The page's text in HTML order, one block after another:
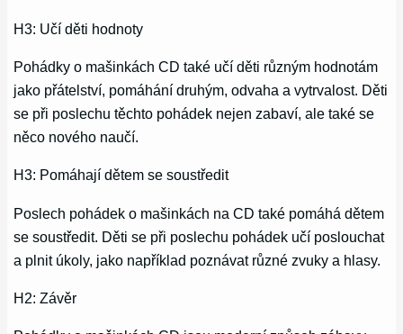
H3: Učí děti hodnoty
Pohádky o mašinkách CD také učí děti různým hodnotám
jako přátelství, pomáhání druhým, odvaha a vytrvalost. Děti
se při poslechu těchto pohádek nejen zabaví, ale také se
něco nového naučí.
H3: Pomáhají dětem se soustředit
Poslech pohádek o mašinkách na CD také pomáhá dětem
se soustředit. Děti se při poslechu pohádek učí poslouchat
a plnit úkoly, jako například poznávat různé zvuky a hlasy.
H2: Závěr